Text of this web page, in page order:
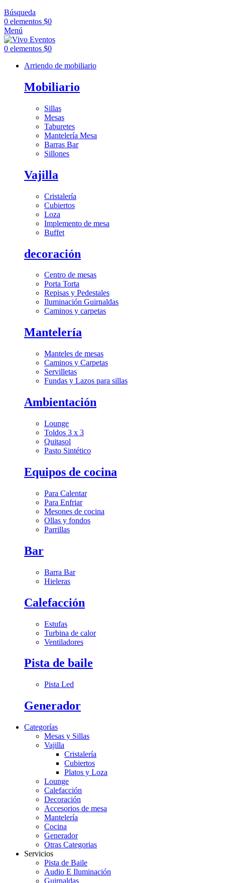
Búsqueda
0 elementos $0
Menú
0 elementos $0
Arriendo de mobiliario
Mobiliario
Sillas
Mesas
Taburetes
Mantelería Mesa
Barras Bar
Sillones
Vajilla
Cristalería
Cubiertos
Loza
Implemento de mesa
Buffet
decoración
Centro de mesas
Porta Torta
Repisas y Pedestales
Iluminación Guirnaldas
Caminos y carpetas
Mantelería
Manteles de mesas
Caminos y Carpetas
Servilletas
Fundas y Lazos para sillas
Ambientación
Lounge
Toldos 3 x 3
Quitasol
Pasto Sintético
Equipos de cocina
Para Calentar
Para Enfriar
Mesones de cocina
Ollas y fondos
Parrillas
Bar
Barra Bar
Hieleras
Calefacción
Estufas
Turbina de calor
Ventiladores
Pista de baile
Pista Led
Generador
Categorías
Mesas y Sillas
Vajilla
Cristalería
Cubiertos
Platos y Loza
Lounge
Calefacción
Decoración
Accesorios de mesa
Mantelería
Cocina
Generador
Otras Categorias
Servicios
Pista de Baile
Audio E Iluminación
Guirnaldas